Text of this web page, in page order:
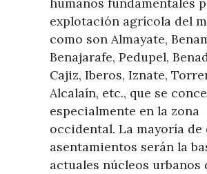
humanos fundamentales
explotación agrícola del
como son Almayate,
Benajarafe, Pedupel,
Cajiz, Iberos, Iznate,
Alcalaín, etc., que se
especialmente en la zona
occidental. La mayoría de
asentamientos serán la
actuales núcleos urbanos